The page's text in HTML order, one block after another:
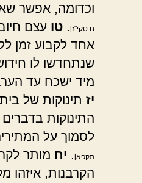
וכדומה, אפשר
ח סקי"ז] טו עצם
אחד לקבוע זמן
שנתחדשו לו
מיד ישכח עד
יז תינוקות של
התינוקות
לסמוך על
תקפא] יח מותר
הקרבנות, איזהו